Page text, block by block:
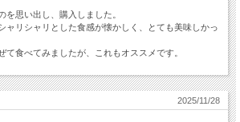
を思い出し、購入しました。
ャリシャリとした食感が懐かしく、とても美味しかっ
て食べてみましたが、これもオススメです。
2025/11/28